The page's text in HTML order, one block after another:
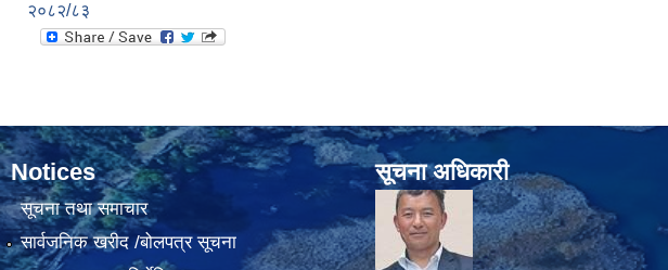
२०८२/८३
Notices
सूचना तथा समाचार
सार्वजनिक खरीद /बोलपत्र सूचना
सूचना अधिकारी